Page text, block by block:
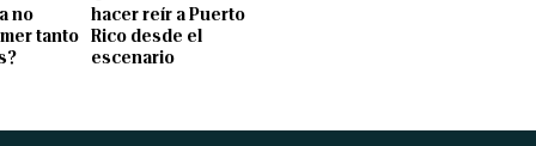
no
tanto
hacer reír a Puerto
Rico desde el
escenario